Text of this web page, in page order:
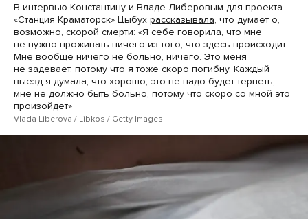
В интервью Константину и Владе Либеровым для проекта
«Станция Краматорск» Цыбух рассказывала, что думает о,
возможно, скорой смерти: «Я себе говорила, что мне
не нужно проживать ничего из того, что здесь происходит.
Мне вообще ничего не больно, ничего. Это меня
не задевает, потому что я тоже скоро погибну. Каждый
выезд я думала, что хорошо, это не надо будет терпеть,
мне не должно быть больно, потому что скоро со мной это
произойдет»
Vlada Liberova / Libkos / Getty Images